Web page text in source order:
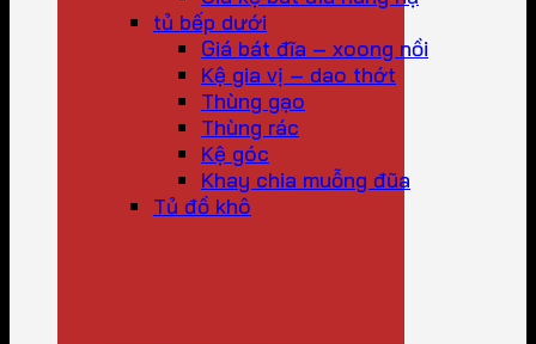
tủ bếp dưới
Giá bát đĩa – xoong nồi
Kệ gia vị – dao thớt
Thùng gạo
Thùng rác
Kệ góc
Khay chia muỗng đũa
Tủ đồ khô